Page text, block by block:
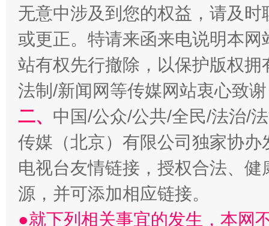
解纷+调解+退费，一次搞定
站台名比不上好声名
无意中涉及到您的权益，请及
或更正。特请来函来电说明本
站有权先行撤除，以保护版权
法制/新闻网等传媒网站衷心致
二、 中国/公众/公共/全民/法治/
传媒（北京）有限公司独家协
电视台友情链接，授权合法、
源，并可添加相应链接。
●就下列相关事宜的发生，本网